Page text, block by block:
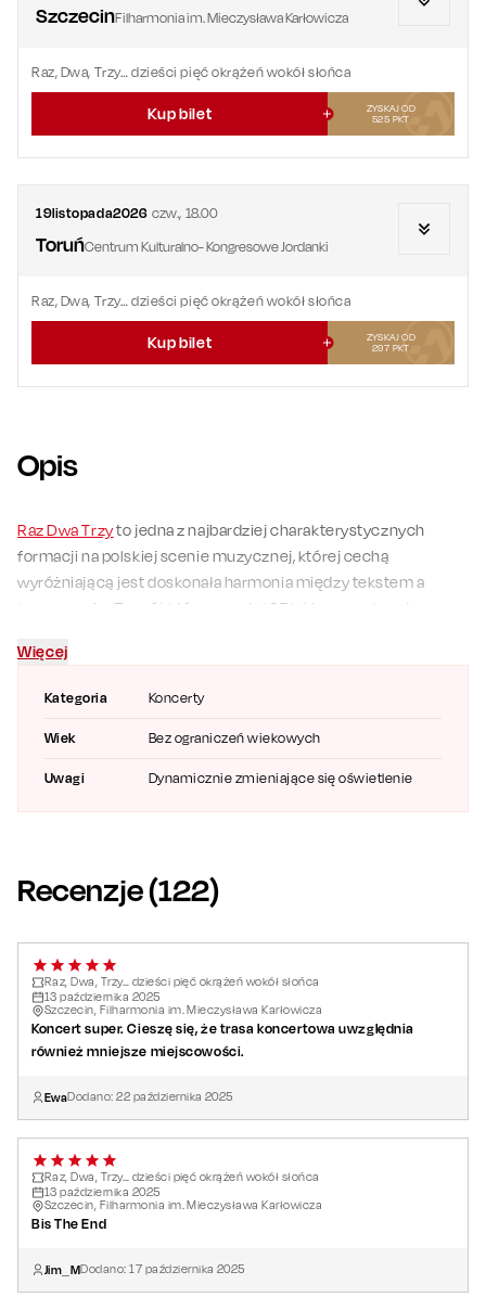
SzczecinFilharmonia im. Mieczysława Karłowicza
Raz, Dwa, Trzy… dzieści pięć okrążeń wokół słońca
Kup bilet
ZYSKAJ OD
525 PKT
19listopada2026 czw.,18.00
ToruńCentrum Kulturalno- Kongresowe Jordanki
Raz, Dwa, Trzy… dzieści pięć okrążeń wokół słońca
Kup bilet
ZYSKAJ OD
297 PKT
Opis
Kategoria Koncerty
Wiek Bez ograniczeń wiekowych
Uwagi Dynamicznie zmieniające się oświetlenie
Raz Dwa Trzyto jedna z najbardziej charakterystycznych
formacji na polskiej scenie muzycznej, której cechą
wyróżniającą jest doskonała harmonia między tekstem a
kompozycją. Zespół, który powstał 35 lat temu na korytarzu
wierny sobie i swojej muzycznej drodze, konsekwentnie
Zespól wydał siedem studyjnych albumów, z których wiele
pierwszym miejscu koncerty. To właśnie na scenie, w
bezpośredniej interakcji z publicznością, Raz Dwa Trzy
wokół słońca…” to hołd dla wiernych fanów, z którymi zespół
przez te lata zbudował wyjątkową więź. Nie przegap okazji, by
świętować ten jubileusz razem z
Więcej
Recenzje (122)
Raz, Dwa, Trzy… dzieści pięć okrążeń wokół słońca
13 października 2025
Szczecin, Filharmonia im. Mieczysława Karłowicza
Koncert super. Cieszę się, że trasa koncertowa uwzględnia
również mniejsze miejscowości.
EwaDodano:22 października 2025
Raz, Dwa, Trzy… dzieści pięć okrążeń wokół słońca
13 października 2025
Szczecin, Filharmonia im. Mieczysława Karłowicza
Bis The End
Jim_MDodano:17 października 2025